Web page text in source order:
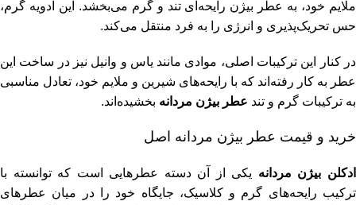
ملایم خود، به عطر بیژن رایحه‌ای تند و گرم می‌بخشد. این ادویه گرم،
حس تحریک‌پذیری و انرژی را به فرد منتقل می‌کند.
در کنار این ترکیبات اصلی، موادی مانند یاس و وانیل نیز در ساخت این
عطر به کار رفته‌اند که با رایحه‌های شیرین و ملایم خود، تعادل مناسبی
به ترکیبات گرم و تند عطر بیژن مردانه بخشیده‌اند.
خرید و قیمت عطر بیژن مردانه اصل
ادکلن بیژن مردانه یکی از آن دسته عطرهایی است که توانسته با
ترکیب رایحه‌های گرم و کلاسیک، جایگاه خود را در میان عطرهای